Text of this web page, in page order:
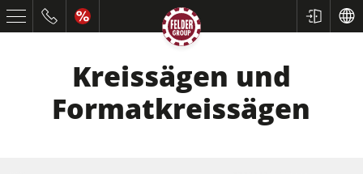
Kreissägen und
Formatkreissägen